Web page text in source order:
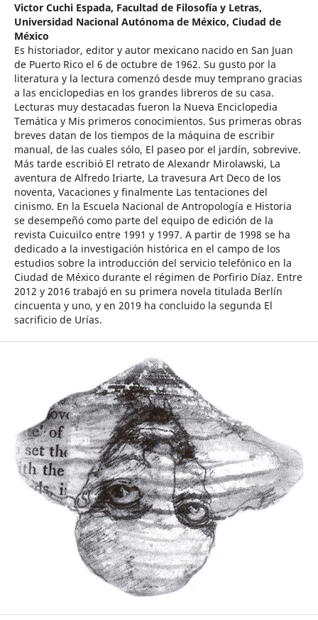
Victor Cuchi Espada, Facultad de Filosofía y Letras,
Universidad Nacional Autónoma de México, Ciudad de
México
Es historiador, editor y autor mexicano nacido en San Juan
de Puerto Rico el 6 de octubre de 1962. Su gusto por la
literatura y la lectura comenzó desde muy temprano gracias
a las enciclopedias en los grandes libreros de su casa.
Lecturas muy destacadas fueron la Nueva Enciclopedia
Temática y Mis primeros conocimientos. Sus primeras obras
breves datan de los tiempos de la máquina de escribir
manual, de las cuales sólo, El paseo por el jardín, sobrevive.
Más tarde escribió El retrato de Alexandr Mirolawski, La
aventura de Alfredo Iriarte, La travesura Art Deco de los
noventa, Vacaciones y finalmente Las tentaciones del
cinismo. En la Escuela Nacional de Antropología e Historia
se desempeñó como parte del equipo de edición de la
revista Cuicuilco entre 1991 y 1997. A partir de 1998 se ha
dedicado a la investigación histórica en el campo de los
estudios sobre la introducción del servicio telefónico en la
Ciudad de México durante el régimen de Porfirio Díaz. Entre
2012 y 2016 trabajó en su primera novela titulada Berlín
cincuenta y uno, y en 2019 ha concluido la segunda El
sacrificio de Urías.